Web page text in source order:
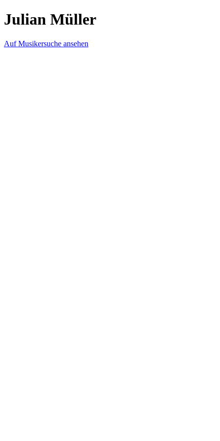
Julian Müller
Auf Musikersuche ansehen